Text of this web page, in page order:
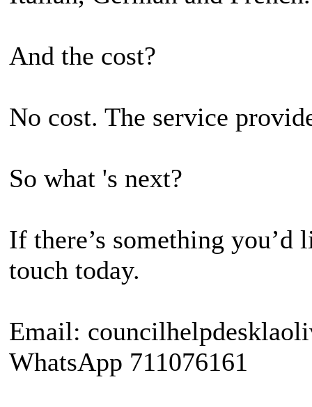
And the cost?
No cost. The service
So what 's next?
If there’s something
touch today.
Email:
WhatsApp 711076161